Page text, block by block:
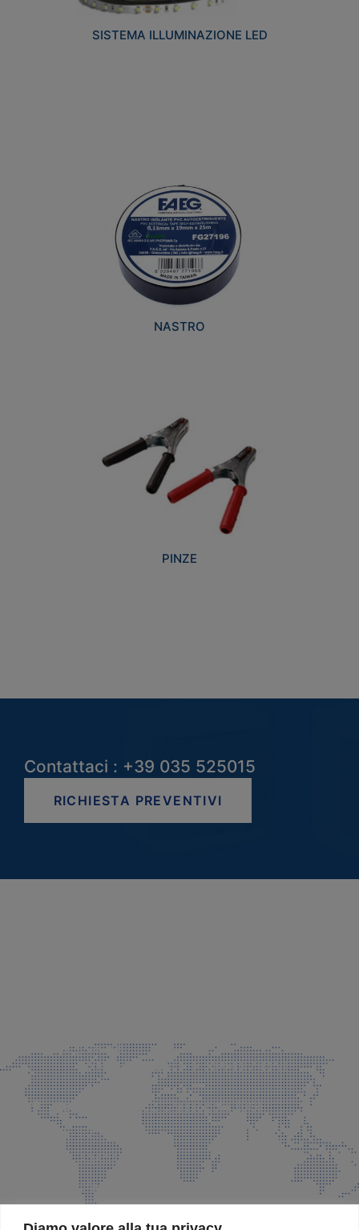
SISTEMA ILLUMINAZIONE LED
NASTRO
PINZE
Contattaci : +39 035 525015
RICHIESTA PREVENTIVI
info@faeg.it
COMMERCIALE E SPEDIZIONI
Via Padre Elzi, 32 Grassobbio (BG)
035 525015
035 335037
info@faeg.it
SITE MAP